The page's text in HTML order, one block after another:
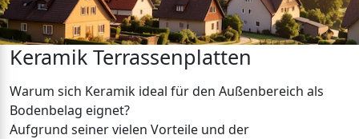
Keramik Terrassenplatten
Warum sich Keramik ideal für den Außenbereich als
Bodenbelag eignet?
Aufgrund seiner vielen Vorteile und der